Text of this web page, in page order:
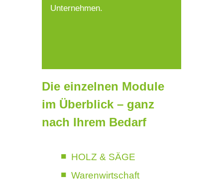
Unternehmen.
Die einzelnen Module
im Überblick – ganz
nach Ihrem Bedarf
HOLZ & SÄGE
Warenwirtschaft